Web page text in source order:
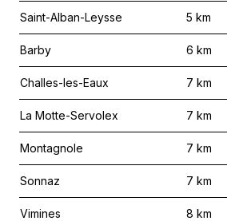
Saint-Alban-Leysse 5 km
Barby 6 km
Challes-les-Eaux 7 km
La Motte-Servolex 7 km
Montagnole 7 km
Sonnaz 7 km
Vimines 8 km